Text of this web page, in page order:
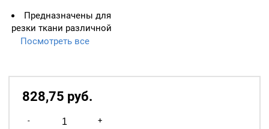
Предназначены для
резки ткани различной
толщины в быту и
материалов. Имеют
большую толщину лезвия и
усиленные ручки по
сравнению с закройными
Посмотреть все
828,75 руб.
- +